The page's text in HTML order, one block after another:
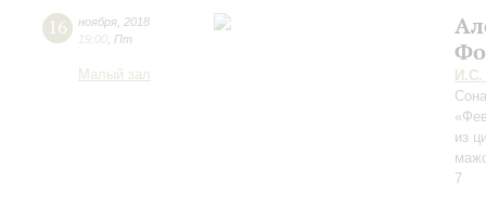
16 ноября 2018
19:00 Пт
Малый зал
И.С.
из
7